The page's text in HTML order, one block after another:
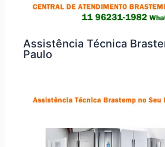
Assistência Técnica
Paulo